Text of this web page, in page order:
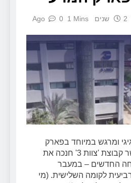
2 שנים Ago 0 1 Mins
ומרגש במיוחד בפארק
המדע ברחובות, כאשר קבוצת 'צוות 3' חנכה את
החדשים – במעבר
לקומה השלישית. (מי